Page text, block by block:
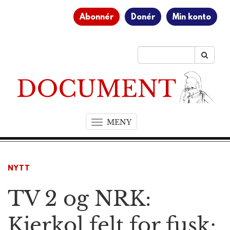
Abonnér Donér Min konto
MENYT
o
n
a
v
i
NYTT
TV 2 og NRK: